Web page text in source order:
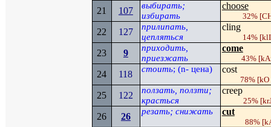
21 107
выбирать;
избирать
choose
32% [
22 127
прилипать,
цепляться
cling
14% [
23 9
приходить,
приезжать
come
43% [
24 118 стоить; (n- цена) cost
78% [kO
25 122
ползать, ползти;
красться
creep
25%
26 26 резать; снижать cut
88%